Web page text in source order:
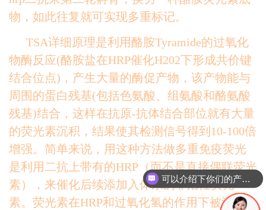
物，如此往复就可实现多重标记。
TSA详细原理是利用酪胺Tyramide的过氧化
物酶反应(酪胺盐在HRP催化H202下形成共价键
结合位点)，产生大量的酶促产物，该产物能与
周围的蛋白残基(包括色氨酸、组氨酸和酪氨酸
残基)结合，这样在抗原-抗体结合部位就有大量
的荧光素沉积，结果使其检测信号得到10-100倍
增强。简单来说，用这种方法做多重免疫荧光
是利用二抗上带有的HRP（而不是直接偶联荧光
素），来催化后续添加入体系的非活性荧光
素。荧光素在HRP和过氧化氢的作用下被活化，
可以介绍下你们的产品么